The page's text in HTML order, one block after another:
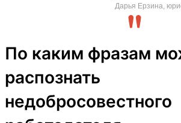
Дарья Ерзина,
По каким фразам
распознать
недобросовестного